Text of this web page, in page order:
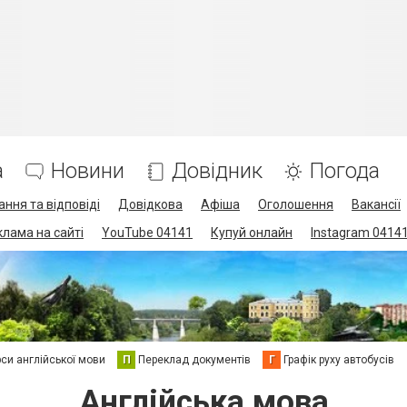
Новини Довідник Погода
та відповіді Довідкова Афіша Оголошення Вакансії
на сайті YouTube 04141 Купуй онлайн Instagram 04141
англійської мови П Переклад документів Г Графік руху автобусів